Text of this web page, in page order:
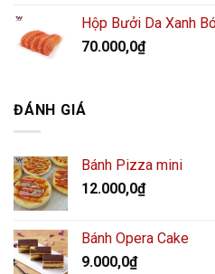
Hộp Bưởi Da Xanh
70.000,0₫
ĐÁNH GIÁ
Bánh Pizza mini
12.000,0₫
Bánh Opera Cake
9.000,0₫